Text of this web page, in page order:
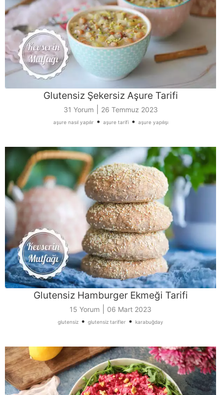
Glutensiz Şekersiz Aşure Tarifi
31 Yorum 26 Temmuz 2023
aşure nasıl yapılır• aşure tarifi• aşure yapılışı
Glutensiz Hamburger Ekmeği Tarifi
15 Yorum 06 Mart 2023
glutensiz • glutensiz tarifler • karabuğday